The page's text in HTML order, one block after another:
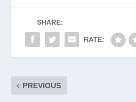
SHARE:
RATE:
PREVIOUS